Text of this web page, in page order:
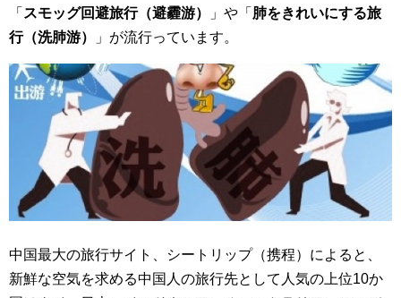
「 スモッグ回避旅行（避霾游） 」や「 肺をきれいにする旅
行（洗肺游）
」が流行っています。
中国最大の旅行サイト、シートリップ（携程）によると、
新鮮な空気を求める中国人の旅行先として人気の上位10か